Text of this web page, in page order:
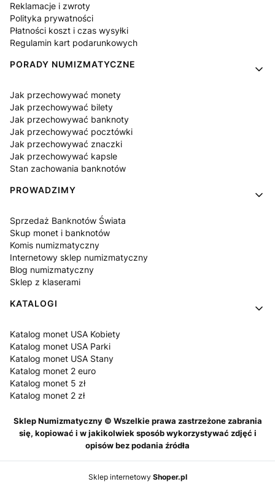
Reklamacje i zwroty
Polityka prywatności
Płatności koszt i czas wysyłki
Regulamin kart podarunkowych
PORADY NUMIZMATYCZNE
Jak przechowywać monety
Jak przechowywać bilety
Jak przechowywać banknoty
Jak przechowywać pocztówki
Jak przechowywać znaczki
Jak przechowywać kapsle
Stan zachowania banknotów
PROWADZIMY
Sprzedaż Banknotów Świata
Skup monet i banknotów
Komis numizmatyczny
Internetowy sklep numizmatyczny
Blog numizmatyczny
Sklep z klaserami
KATALOGI
Katalog monet USA Kobiety
Katalog monet USA Parki
Katalog monet USA Stany
Katalog monet 2 euro
Katalog monet 5 zł
Katalog monet 2 zł
Sklep Numizmatyczny © Wszelkie prawa zastrzeżone zabrania
się, kopiować i w jakikolwiek sposób wykorzystywać zdjęć i
opisów bez podania źródła
Sklep internetowy Shoper.pl